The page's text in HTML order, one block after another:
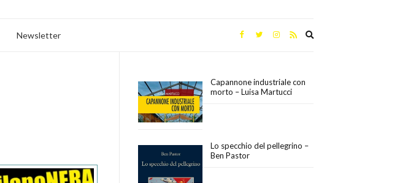
Newsletter
Capannone industriale con
morto – Luisa Martucci
Lo specchio del pellegrino –
Ben Pastor